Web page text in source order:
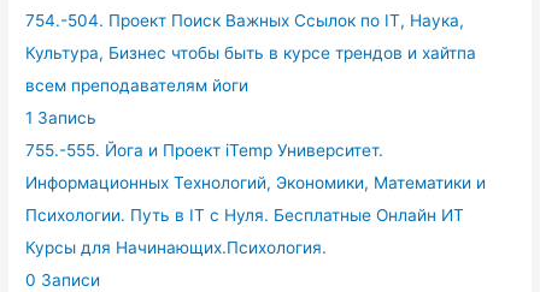
754.-504. Проект Поиск Важных Ссылок по IT, Наука,
Культура, Бизнес чтобы быть в курсе трендов и хайтпа
всем преподавателям йоги
1 Запись
755.-555. Йога и Проект iTemp Университет.
Информационных Технологий, Экономики, Математики и
Психологии. Путь в IT с Нуля. Бесплатные Онлайн ИТ
Курсы для Начинающих.Психология.
0 Записи